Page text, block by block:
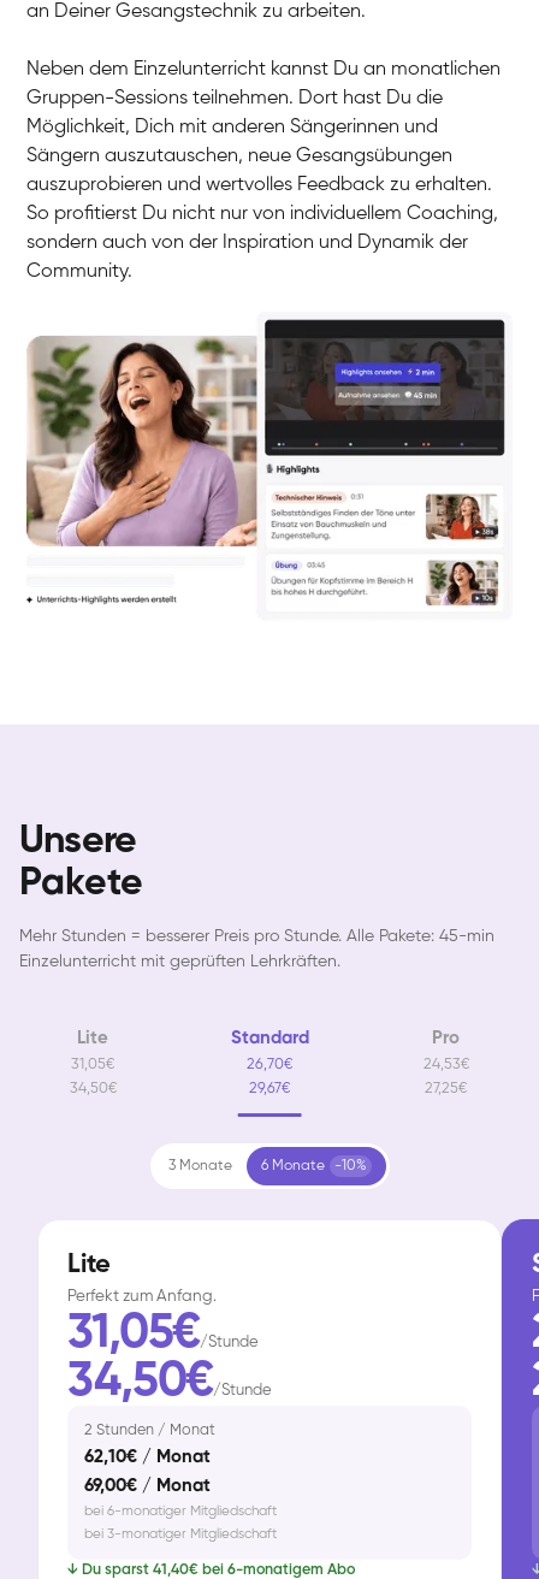
an Deiner Gesangstechnik zu arbeiten.
Neben dem Einzelunterricht kannst Du an monatlichen
Gruppen-Sessions teilnehmen. Dort hast Du die
Möglichkeit, Dich mit anderen Sängerinnen und
Sängern auszutauschen, neue Gesangsübungen
auszuprobieren und wertvolles Feedback zu erhalten.
So profitierst Du nicht nur von individuellem Coaching,
sondern auch von der Inspiration und Dynamik der
Community.
Unsere
Pakete
Mehr Stunden = besserer Preis pro Stunde. Alle Pakete: 45-min
Einzelunterricht mit geprüften Lehrkräften.
Lite
31,05€
34,50€
Standard
26,70€
29,67€
Pro
24,53€
27,25€
3 Monate 6 Monate -10%
Lite
Perfekt zum Anfang.
31,05€/Stunde
34,50€/Stunde
2 Stunden / Monat
62,10€ / Monat
69,00€ / Monat
bei 6-monatiger Mitgliedschaft
bei 3-monatiger Mitgliedschaft
↓ Du sparst 41,40€ bei 6-monatigem Abo